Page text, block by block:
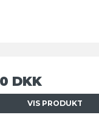
DKK
VIS PRODUKT